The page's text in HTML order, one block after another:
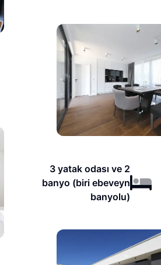
3 yatak odası ve 2
banyo (biri ebeveyn
banyolu)